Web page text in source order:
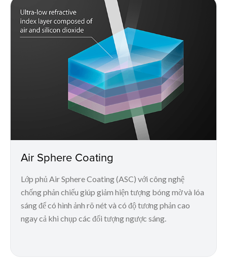
Air Sphere Coating
Lớp phủ Air Sphere Coating (ASC) với công nghệ
chống phản chiếu giúp giảm hiện tượng bóng mờ và lóa
sáng để có hình ảnh rõ nét và có độ tương phản cao
ngay cả khi chụp các đối tượng ngược sáng.